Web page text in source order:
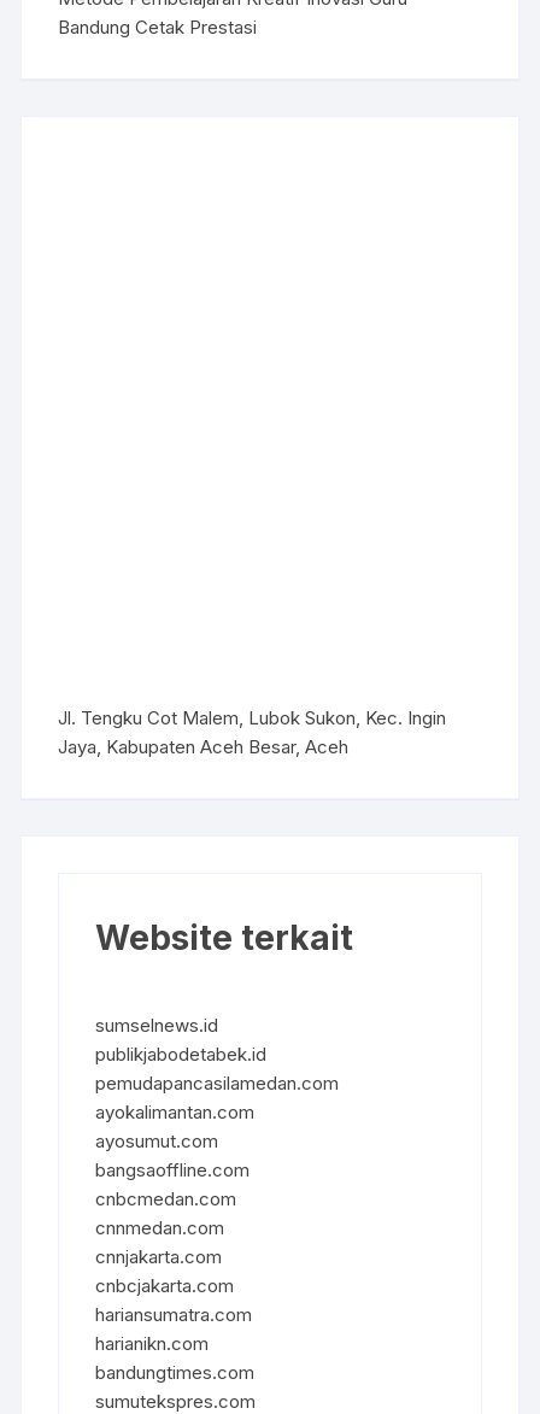
Bandung Cetak Prestasi
Jl. Tengku Cot Malem, Lubok Sukon, Kec. Ingin
Jaya, Kabupaten Aceh Besar, Aceh
Website terkait
sumselnews.id
publikjabodetabek.id
pemudapancasilamedan.com
ayokalimantan.com
ayosumut.com
bangsaoffline.com
cnbcmedan.com
cnnmedan.com
cnnjakarta.com
cnbcjakarta.com
hariansumatra.com
harianikn.com
bandungtimes.com
sumutekspres.com